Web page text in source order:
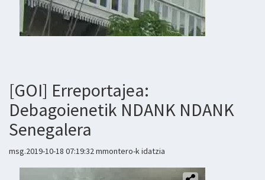
[GOI] Erreportajea:
Debagoienetik NDANK NDANK
Senegalera
msg.2019-10-18 07:19:32 mmontero-k idatzia